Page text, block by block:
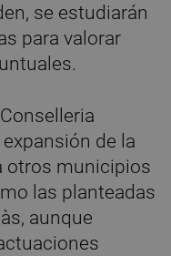
se estudiarán
para valorar
de la
otros municipios
las planteadas
aunque